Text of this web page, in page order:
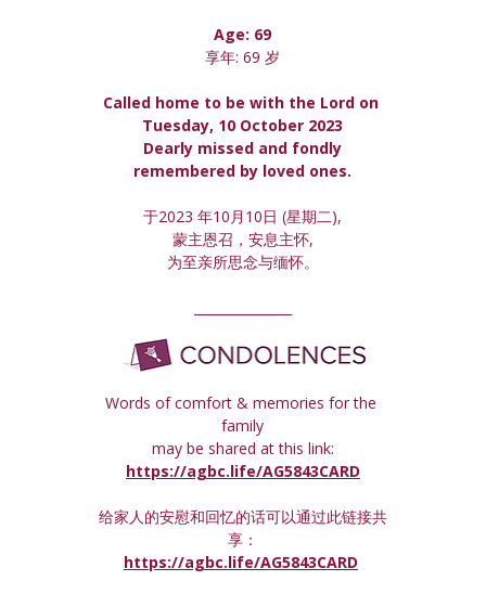
Age: 69
享年: 69 岁
Called home to be with the Lord on
Tuesday, 10 October 2023
Dearly missed and fondly
remembered by loved ones.
于2023 年10月10日 (星期二),
蒙主恩召，安息主怀,
为至亲所思念与缅怀。
Words of comfort & memories for the
family
may be shared at this link:
https://agbc.life/AG5843CARD
给家人的安慰和回忆的话可以通过此链接共
享：
https://agbc.life/AG5843CARD